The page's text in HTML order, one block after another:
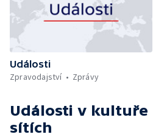
Události
Zpravodajství
Zprávy
Události v kultuře
sítích